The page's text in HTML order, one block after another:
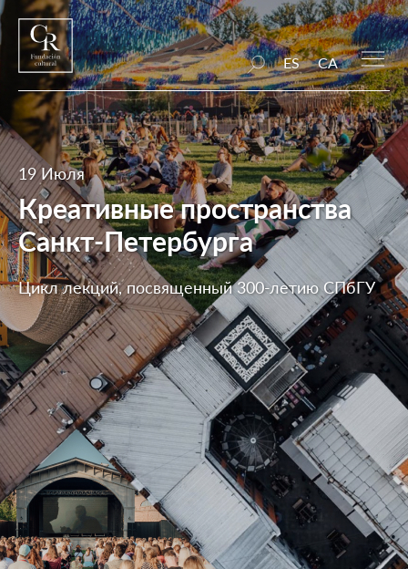
ES CA
19 Июля
Креативные пространства
Санкт-Петербурга
Цикл лекций, посвященный 300-летию СПбГУ